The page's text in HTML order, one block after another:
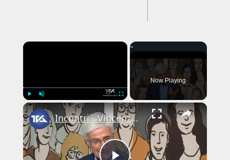
×
Play Fullscreen
Now Playing
×
Incontri - Vincenzo Calambrogio